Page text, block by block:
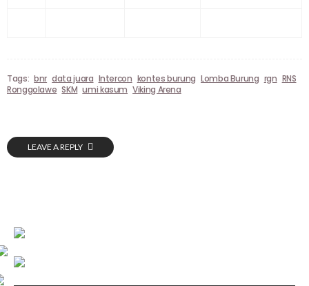
Tags: bnr data juara Intercon kontes burung Lomba Burung rgn RNS
Ronggolawe SKM umi kasum Viking Arena
LEAVE A REPLY